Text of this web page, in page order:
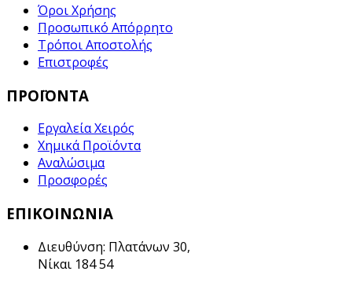
Όροι Χρήσης
Προσωπικό Απόρρητο
Τρόποι Αποστολής
Επιστροφές
ΠΡΟΪΟΝΤΑ
Εργαλεία Χειρός
Χημικά Προϊόντα
Αναλώσιμα
Προσφορές
ΕΠΙΚΟΙΝΩΝΙΑ
Διευθύνση: Πλατάνων 30,
Νίκαι 184 54